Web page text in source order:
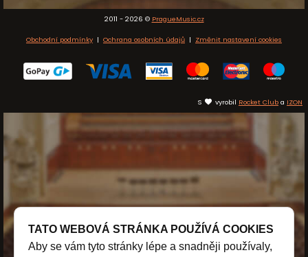
2011 - 2026 © PragueMusic.cz
Obchodní podmínky | Ochrana osobních údajů | Změnit nastavení cookies
S vyrobil Rocket Club a IZON
TATO WEBOVÁ STRÁNKA POUŽÍVÁ COOKIES
Aby se vám tyto stránky lépe a snadněji používaly,